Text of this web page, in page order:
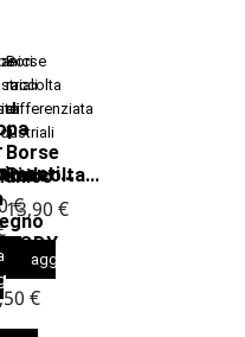
al carrello
€
al carrello
€
Borse
raccolta
differenziata
Borse
Raccolta...
13,90 €
aggiungi al carrello